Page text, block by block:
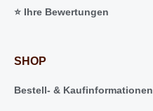
⭐️ Ihre Bewertungen
SHOP
Bestell- & Kaufinformationen